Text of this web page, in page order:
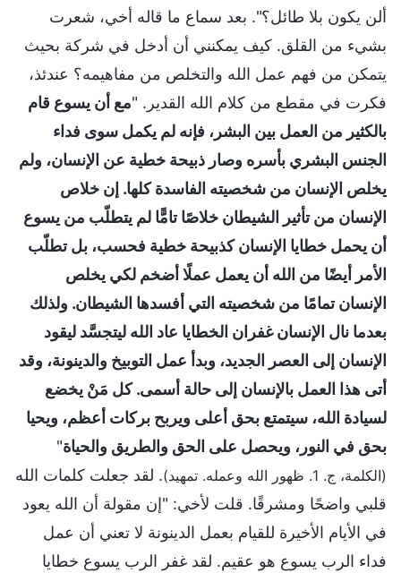
ألن يكون بلا طائل؟". بعد سماع ما قاله أخي، شعرت
بشيء من القلق. كيف يمكنني أن أدخل في شركة بحيث
يتمكن من فهم عمل الله والتخلص من مفاهيمه؟ عندئذ،
فكرت في مقطع من كلام الله القدير. "مع أن يسوع قام
بالكثير من العمل بين البشر، فإنه لم يكمل سوى فداء
الجنس البشري بأسره وصار ذبيحة خطية عن الإنسان، ولم
يخلص الإنسان من شخصيته الفاسدة كلها. إن خلاص
الإنسان من تأثير الشيطان خلاصًا تامًّا لم يتطلّب من يسوع
أن يحمل خطايا الإنسان كذبيحة خطية فحسب، بل تطلّب
الأمر أيضًا من الله أن يعمل عملًا أضخم لكي يخلص
الإنسان تمامًا من شخصيته التي أفسدها الشيطان. ولذلك
بعدما نال الإنسان غفران الخطايا عاد الله ليتجسَّد ليقود
الإنسان إلى العصر الجديد، وبدأ عمل التوبيخ والدينونة، وقد
أتى هذا العمل بالإنسان إلى حالة أسمى. كل مَنْ يخضع
لسيادة الله، سيتمتع بحق أعلى ويربح بركات أعظم، ويحيا
بحق في النور، ويحصل على الحق والطريق والحياة"
(الكلمة، ج. 1. ظهور الله وعمله. تمهيد)
. لقد جعلت كلمات الله
قلبي واضحًا ومشرقًا. قلت لأخي: "إن مقولة أن الله يعود
في الأيام الأخيرة للقيام بعمل الدينونة لا تعني أن عمل
فداء الرب يسوع هو عقيم. لقد غفر الرب يسوع خطايا